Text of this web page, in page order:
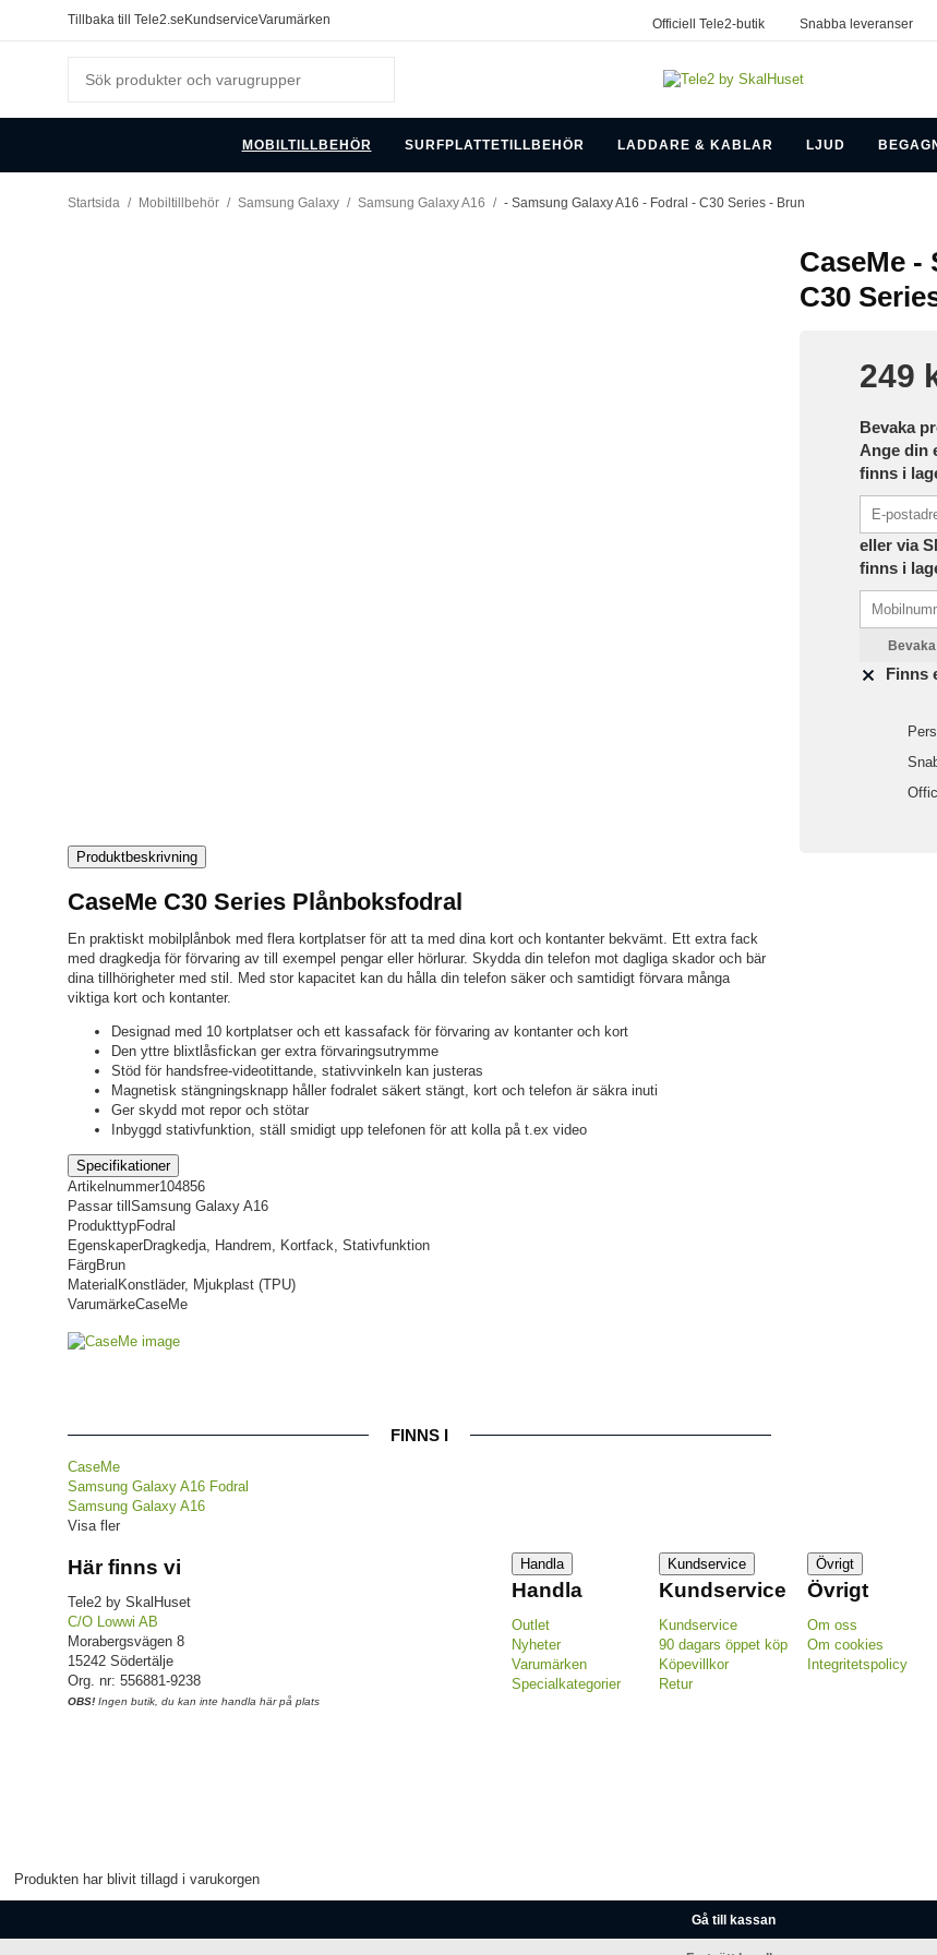
Tillbaka till Tele2.se KundserviceVarumärken Officiell Tele2-butik Snabba leveranser
MOBILTILLBEHÖR SURFPLATTETILLBEHÖR LADDARE & KABLAR LJUD
Startsida / Mobiltillbehör / Samsung Galaxy / Samsung Galaxy A16 / - Samsung Galaxy A16 - Fodral - C30 Series - Brun
CaseMe -
C30
249
Bevaka
Ange din
finns i
eller via
finns i
Bevaka
Finns
Produktbeskrivning
CaseMe C30 Series Plånboksfodral
En praktiskt mobilplånbok med flera kortplatser för att ta med dina kort och kontanter bekvämt. Ett extra fack
med dragkedja för förvaring av till exempel pengar eller hörlurar. Skydda din telefon mot dagliga skador och bär
dina tillhörigheter med stil. Med stor kapacitet kan du hålla din telefon säker och samtidigt förvara många
viktiga kort och kontanter.
Designad med 10 kortplatser och ett kassafack för förvaring av kontanter och kort
Den yttre blixtlåsfickan ger extra förvaringsutrymme
Stöd för handsfree-videotittande, stativvinkeln kan justeras
Magnetisk stängningsknapp håller fodralet säkert stängt, kort och telefon är säkra inuti
Ger skydd mot repor och stötar
Inbyggd stativfunktion, ställ smidigt upp telefonen för att kolla på t.ex video
Specifikationer
Artikelnummer104856
Passar till Samsung Galaxy A16
ProdukttypFodral
EgenskaperDragkedja, Handrem, Kortfack, Stativfunktion
FärgBrun
Material Konstläder, Mjukplast (TPU)
VarumärkeCaseMe
FINNS I
CaseMe
Samsung Galaxy A16 Fodral
Samsung Galaxy A16
Visa fler
Här finns vi
Tele2 by SkalHuset
C/O Lowwi AB
Morabergsvägen 8
15242 Södertälje
Org. nr: 556881-9238
OBS! Ingen butik, du kan inte handla här på plats
Handla
Handla
Outlet
Nyheter
Varumärken
Specialkategorier
Kundservice
Kundservice
Kundservice
90 dagars öppet köp
Köpevillkor
Retur
Övrigt
Övrigt
Om oss
Om cookies
Integritetspolicy
Produkten har blivit tillagd i varukorgen
Gå till kassan